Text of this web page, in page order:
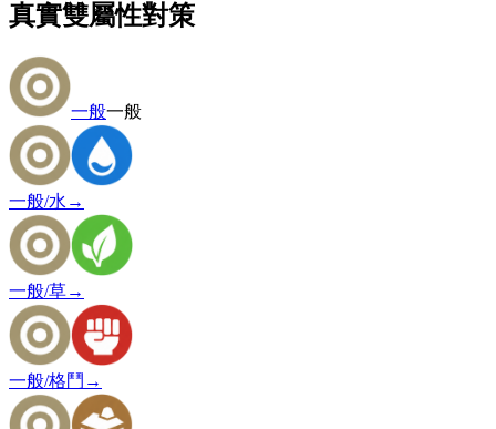
真實雙屬性對策
一般一般
一般/水 →
一般/草→
一般/格鬥 →